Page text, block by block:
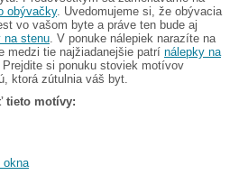
obývačky. Uvedomujeme si, že obývacia
vo vašom byte a práve ten bude aj
na stenu . V ponuke nálepiek narazíte na
medzi tie najžiadanejšie patrí nálepky na
Prejdite si ponuku stoviek motívov
ktorá zútulnia váš byt.
tieto motívy:
okna